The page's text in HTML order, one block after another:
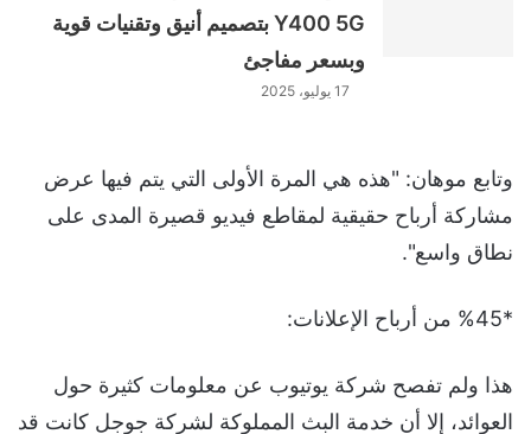
Y400 5G بتصميم أنيق وتقنيات قوية
وبسعر مفاجئ
17 يوليو، 2025
وتابع موهان: "هذه هي المرة الأولى التي يتم فيها عرض
مشاركة أرباح حقيقية لمقاطع فيديو قصيرة المدى على
نطاق واسع".
*%45 من أرباح الإعلانات:
هذا ولم تفصح شركة يوتيوب عن معلومات كثيرة حول
العوائد، إلا أن خدمة البث المملوكة لشركة جوجل كانت قد